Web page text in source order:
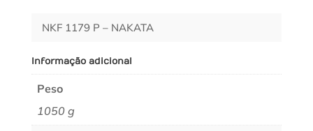
NKF 1179 P – NAKATA
Informação adicional
Peso
1050 g